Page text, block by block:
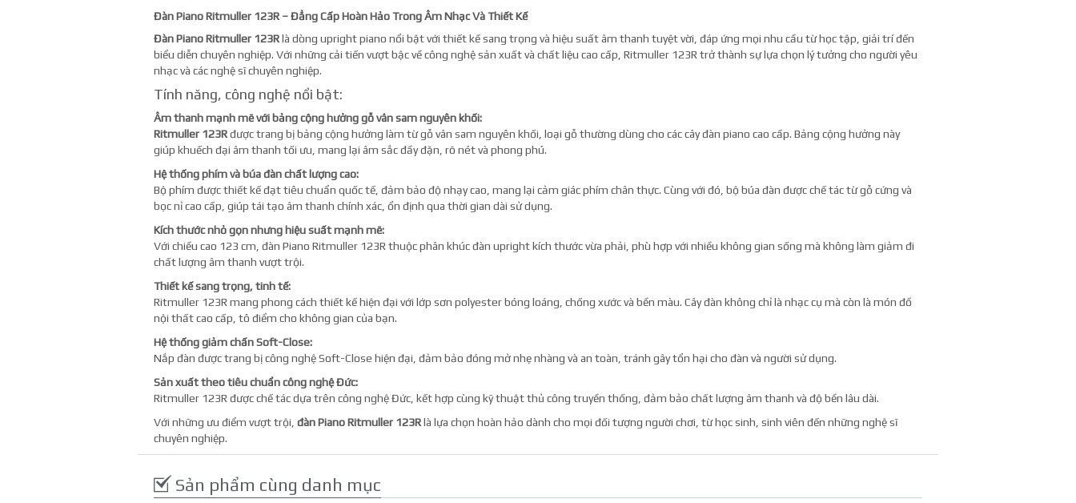
Đàn Piano Ritmuller 123R – Đẳng Cấp Hoàn Hảo Trong Âm Nhạc Và Thiết Kế
Đàn Piano Ritmuller 123Rlà dòng upright piano nổi bật với thiết kế sang trọng và hiệu suất âm thanh tuyệt vời, đáp ứng mọi nhu cầu từ học tập, giải trí đến
biểu diễn chuyên nghiệp. Với những cải tiến vượt bậc về công nghệ sản xuất và chất liệu cao cấp, Ritmuller 123R trở thành sự lựa chọn lý tưởng cho người yêu
nhạc và các nghệ sĩ chuyên nghiệp.
Tính năng, công nghệ nổi bật:
Âm thanh mạnh mẽ với bảng cộng hưởng gỗ vân sam nguyên khối:
Ritmuller 123Rđược trang bị bảng cộng hưởng làm từ gỗ vân sam nguyên khối, loại gỗ thường dùng cho các cây đàn piano cao cấp. Bảng cộng hưởng này
giúp khuếch đại âm thanh tối ưu, mang lại âm sắc đầy đặn, rõ nét và phong phú.
Hệ thống phím và búa đàn chất lượng cao:
Bộ phím được thiết kế đạt tiêu chuẩn quốc tế, đảm bảo độ nhạy cao, mang lại cảm giác phím chân thực. Cùng với đó, bộ búa đàn được chế tác từ gỗ cứng và
bọc nỉ cao cấp, giúp tái tạo âm thanh chính xác, ổn định qua thời gian dài sử dụng.
Kích thước nhỏ gọn nhưng hiệu suất mạnh mẽ:
Với chiều cao 123 cm, đàn Piano Ritmuller 123R thuộc phân khúc đàn upright kích thước vừa phải, phù hợp với nhiều không gian sống mà không làm giảm đi
chất lượng âm thanh vượt trội.
Thiết kế sang trọng, tinh tế:
Ritmuller 123R mang phong cách thiết kế hiện đại với lớp sơn polyester bóng loáng, chống xước và bền màu. Cây đàn không chỉ là nhạc cụ mà còn là món đồ
nội thất cao cấp, tô điểm cho không gian của bạn.
Hệ thống giảm chấn Soft-Close:
Nắp đàn được trang bị công nghệ Soft-Close hiện đại, đảm bảo đóng mở nhẹ nhàng và an toàn, tránh gây tổn hại cho đàn và người sử dụng.
Sản xuất theo tiêu chuẩn công nghệ Đức:
Ritmuller 123R được chế tác dựa trên công nghệ Đức, kết hợp cùng kỹ thuật thủ công truyền thống, đảm bảo chất lượng âm thanh và độ bền lâu dài.
Với những ưu điểm vượt trội, đàn Piano Ritmuller 123Rlà lựa chọn hoàn hảo dành cho mọi đối tượng người chơi, từ học sinh, sinh viên đến những nghệ sĩ
chuyên nghiệp.
Sản phẩm cùng danh mục